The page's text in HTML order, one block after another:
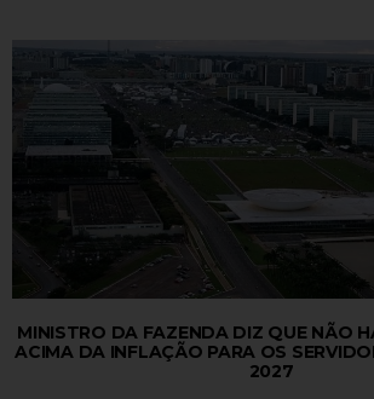
MINISTRO DA FAZENDA DIZ QUE NÃO
ACIMA DA INFLAÇÃO PARA OS
2027